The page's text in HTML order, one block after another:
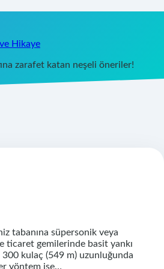
ve Hikaye
zarafet katan neşeli öneriler!
tabanına süpersonik veya
ticaret gemilerinde basit yankı
kulaç (549 m) uzunluğunda
yöntem ise…